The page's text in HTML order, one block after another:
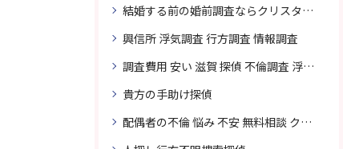
結婚する前の婚前調査ならクリスタル探偵事務所へお問い合わせ
興信所 浮気調査 行方調査 情報調査
調査費用 安い 滋賀 探偵 不倫調査 浮気調査
貴方の手助け探偵
配偶者の不倫 悩み 不安 無料相談 クリスタル探偵事務所